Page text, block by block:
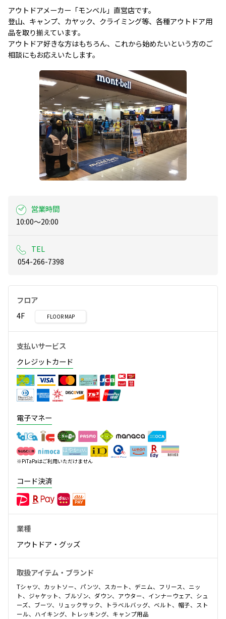
アウトドアメーカー「モンベル」直営店です。
登山、キャンプ、カヤック、クライミング等、各種アウトドア用
品を取り揃えています。
アウトドア好きな方はもちろん、これから始めたいという方のご
相談にもお応えいたします。
営業時間
TEL
054-266-7398
フロア
4F
FLOOR MAP
支払いサービス
クレジットカード
電子マネー
※PiTaPaはご利用いただけません
コード決済
業種
アウトドア・グッズ
取扱アイテム・ブランド
Tシャツ、カットソー、パンツ、スカート、デニム、フリース、ニッ
ト、ジャケット、ブルゾン、ダウン、アウター、インナーウェア、シュ
ーズ、ブーツ、リュックサック、トラベルバッグ、ベルト、帽子、スト
ール、ハイキング、トレッキング、キャンプ用品